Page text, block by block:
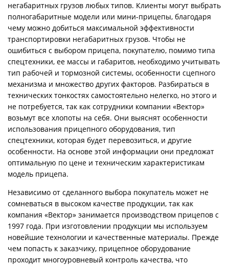
негабаритных грузов любых типов. Клиенты могут выбрать
полногабаритные модели или мини-прицепы, благодаря
чему можно добиться максимальной эффективности
транспортировки негабаритных грузов. Чтобы не
ошибиться с выбором прицепа, покупателю, помимо типа
спецтехники, ее массы и габаритов, необходимо учитывать
тип рабочей и тормозной системы, особенности сцепного
механизма и множество других факторов. Разбираться в
технических тонкостях самостоятельно нелегко, но этого и
не потребуется, так как сотрудники компании «Вектор»
возьмут все хлопоты на себя. Они выяснят особенности
использования прицепного оборудования, тип
спецтехники, которая будет перевозиться, и другие
особенности. На основе этой информации они предложат
оптимальную по цене и техническим характеристикам
модель прицепа.
Независимо от сделанного выбора покупатель может не
сомневаться в высоком качестве продукции, так как
компания «Вектор» занимается производством прицепов с
1997 года. При изготовлении продукции мы используем
новейшие технологии и качественные материалы. Прежде
чем попасть к заказчику, прицепное оборудование
проходит многоуровневый контроль качества, что